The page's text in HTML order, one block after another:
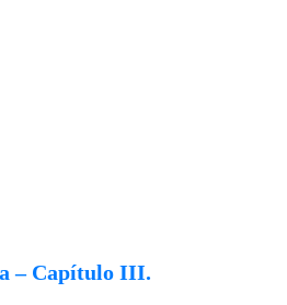
– Capítulo III.